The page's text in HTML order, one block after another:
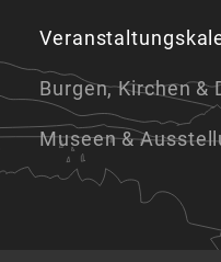
Burgen, Kirchen &
Museen &